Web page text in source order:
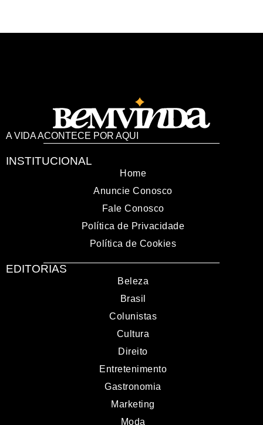
A VIDA ACONTECE POR AQUI
INSTITUCIONAL
Home
Anuncie Conosco
Fale Conosco
Política de Privacidade
Política de Cookies
EDITORIAS
Beleza
Brasil
Colunistas
Cultura
Direito
Entretenimento
Gastronomia
Marketing
Moda